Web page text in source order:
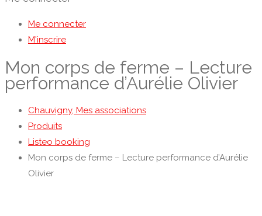
Me connecter
M'inscrire
Mon corps de ferme – Lecture
performance d’Aurélie Olivier
Chauvigny, Mes associations
Produits
Listeo booking
Mon corps de ferme – Lecture performance d’Aurélie
Olivier